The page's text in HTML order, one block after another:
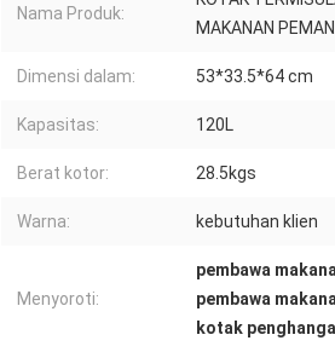
Nama Produk:
MAKANAN
Dimensi dalam: 53*33.5*64 cm
Kapasitas: 120L
Berat kotor: 28.5kgs
Warna: kebutuhan klien
Menyoroti:
pembawa
pembawa
kotak